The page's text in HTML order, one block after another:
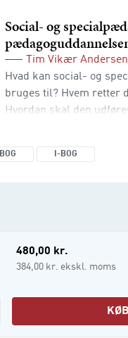
Social- og
Tim Vikær Andersen
Hvad kan social- og
bruges til? Hvem retter
Hvordan skal den
BOG I-BOG
480,00 kr.
384,00 kr. ekskl. moms
KØB